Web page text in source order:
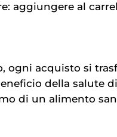
aggiungere al
ogni acquisto si
della salute
di un alimento